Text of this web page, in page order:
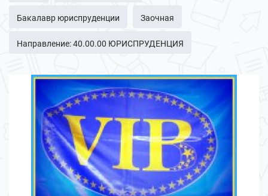
Бакалавр юриспруденции Заочная
Направление: 40.00.00 ЮРИСПРУДЕНЦИЯ